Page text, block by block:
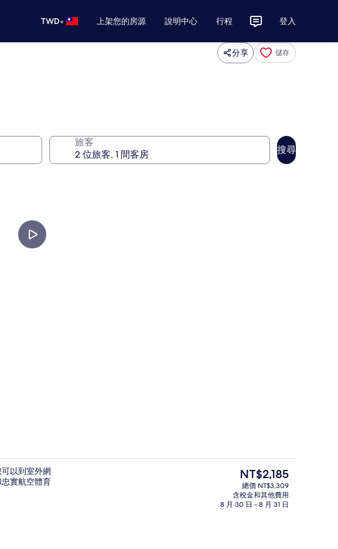
TWD• 上架您的房源 說明中心 行程 登入
分享 儲存
旅客
搜尋
外觀
以到室外網
實航空體育
目
前
的
價
NT$2,185
總價 NT$3,309
含稅金和其他費用
8 月 30 日 - 8 月 31 日